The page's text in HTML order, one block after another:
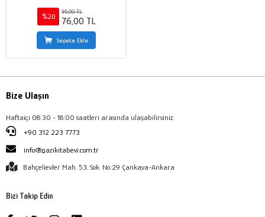
%20
95,00 TL
76,00 TL
Sepete Ekle
Bize Ulaşın
Haftaiçi 08:30 - 18:00 saatleri arasında ulaşabilirsiniz.
+90 312 223 7773
info@gazikitabevi.com.tr
Bahçelievler Mah. 53. Sok. No:29 Çankaya-Ankara
Bizi Takip Edin